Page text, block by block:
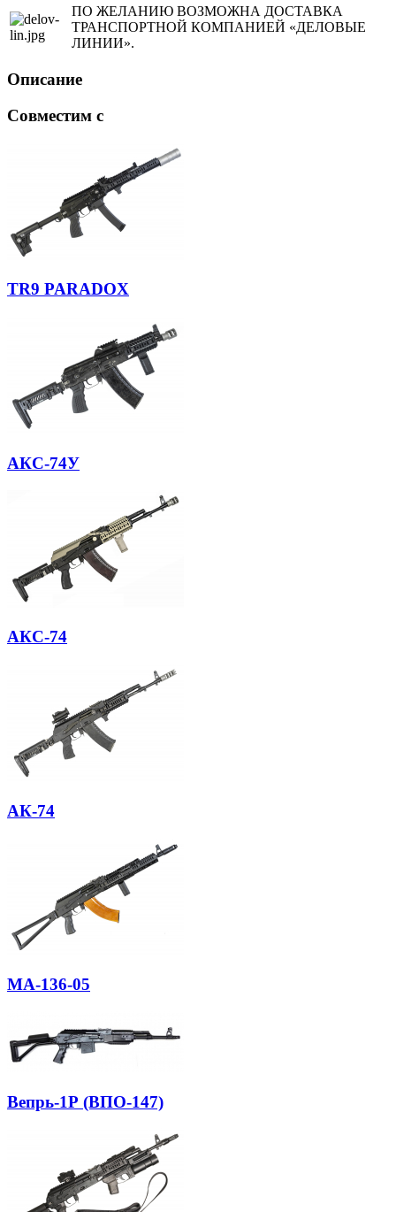
ПО ЖЕЛАНИЮ ВОЗМОЖНА ДОСТАВКА
ТРАНСПОРТНОЙ КОМПАНИЕЙ «ДЕЛОВЫЕ
ЛИНИИ».
Описание
Совместим с
TR9 PARADOX
АКС-74У
АКС-74
АК-74
МА-136-05
Вепрь-1Р (ВПО-147)